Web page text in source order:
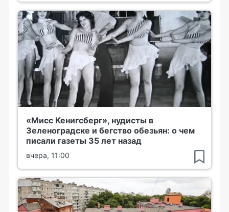
«Мисс Кенигсберг», нудисты в
Зеленоградске и бегство обезьян: о чем
писали газеты 35 лет назад
вчера, 11:00